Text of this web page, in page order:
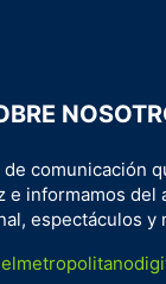
comunicación
e informamos del
espectáculos y